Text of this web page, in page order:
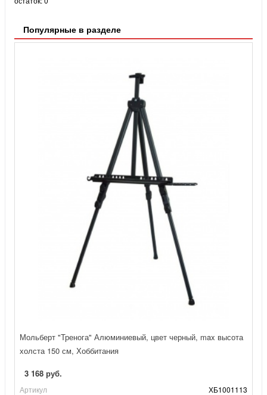
Популярные в разделе
Мольберт "Тренога" Алюминиевый, цвет черный, max высота
холста 150 см, Хоббитания
3 168 руб.
Артикул
ХБ1001113